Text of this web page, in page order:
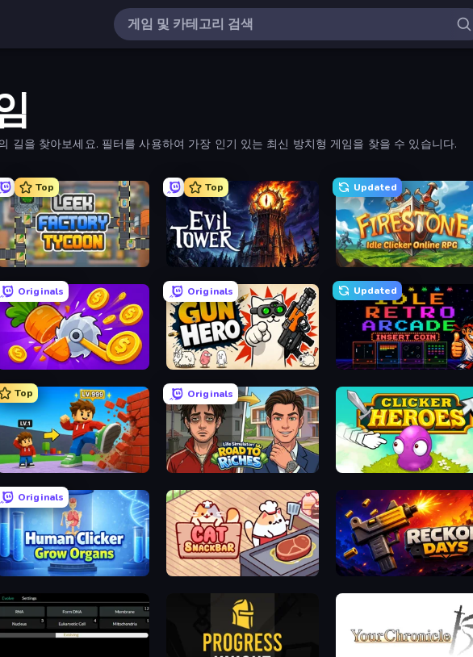
길을 찾아보세요. 필터를 사용하여 가장 인기 있는 최신 방치형 게임을 찾을 수 있습니다.
Top
Leek Factory Tycoon
Top
Evil Tower
Updated
Originals
Farm Ring Idle
Originals
Gun Hero: Cat Survival
Updated
Idle Retro Arcade
Top
Obby: +1 Click Wall Breaker
Originals
Life Simulator: Road to Riches Clicker Heroes
Originals
Human Clicker: Grow Organs Cat Snack Bar Reckon Days